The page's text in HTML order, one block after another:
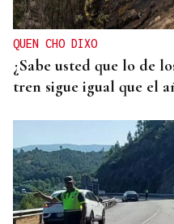
QUEN CHO DIXO
¿Sabe usted que lo de
tren sigue igual que el